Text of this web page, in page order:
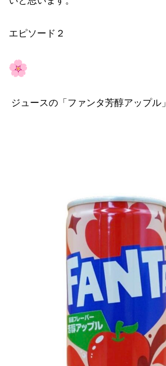
エピソード２
ジュースの「ファンタ芳醇アップル